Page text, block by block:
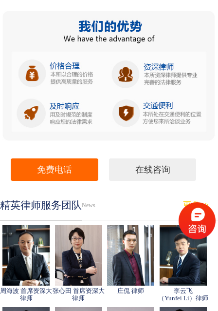
免费电话 在线咨询
精英律师服务团队 News 更多>>
周海波 首席资深大
律师
张心田 首席资深大
律师
庄侃 律师
李云飞
（Yunfei Li）律师